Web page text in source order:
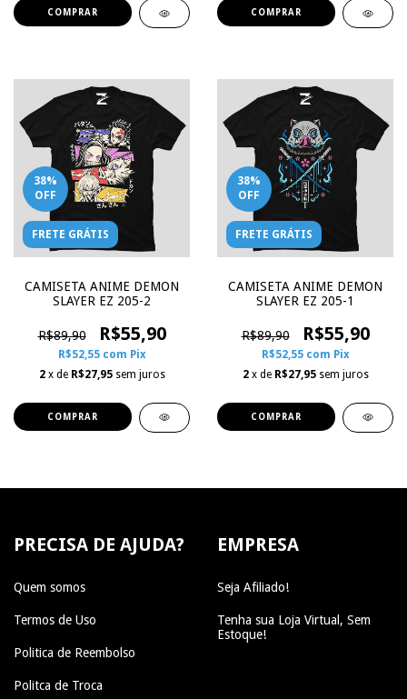
COMPRAR COMPRAR
38%
OFF
FRETE GRÁTIS
CAMISETA ANIME DEMON
SLAYER EZ 205-2
R$89,90 R$55,90
R$52,55 com Pix
2 x de R$27,95 sem juros
COMPRAR
38%
OFF
FRETE GRÁTIS
CAMISETA ANIME DEMON
SLAYER EZ 205-1
R$89,90 R$55,90
R$52,55 com Pix
2 x de R$27,95 sem juros
COMPRAR
PRECISA DE AJUDA?
Quem somos
Termos de Uso
Politica de Reembolso
Politca de Troca
EMPRESA
Seja Afiliado!
Tenha sua Loja Virtual, Sem
Estoque!